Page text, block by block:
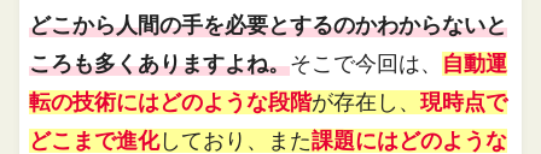
どこから人間の手を必要とするのかわからないと
ころも多くありますよね。そこで今回は、 自動運
転の技術にはどのような段階が存在し、現時点で
どこまで進化しており、また課題にはどのような